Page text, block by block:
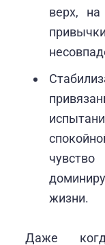
верх,
жизни.
Даже